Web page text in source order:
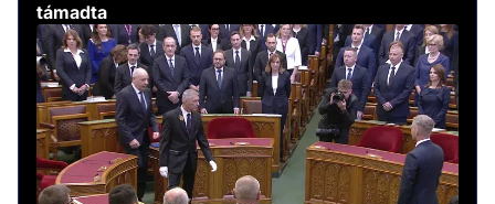
támadta